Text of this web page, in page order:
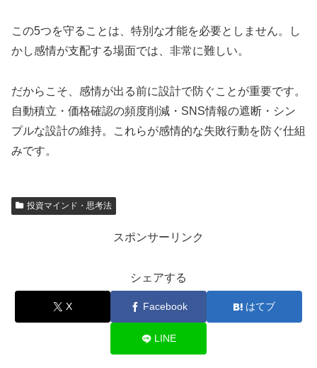
この5つを守ることは、特別な才能を必要としません。し
かし感情が支配する場面では、非常に難しい。
だからこそ、感情が出る前に設計で防ぐことが重要です。
自動積立・価格確認の頻度削減・SNS情報の遮断・シン
プルな設計の維持。これらが感情的な失敗行動を防ぐ仕組
みです。
投資マインド・思考法
スポンサーリンク
シェアする
X Facebook はてブ
LINE